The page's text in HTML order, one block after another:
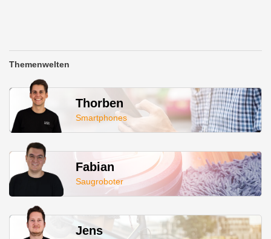
Themenwelten
Thorben
Smartphones
Fabian
Saugroboter
Jens